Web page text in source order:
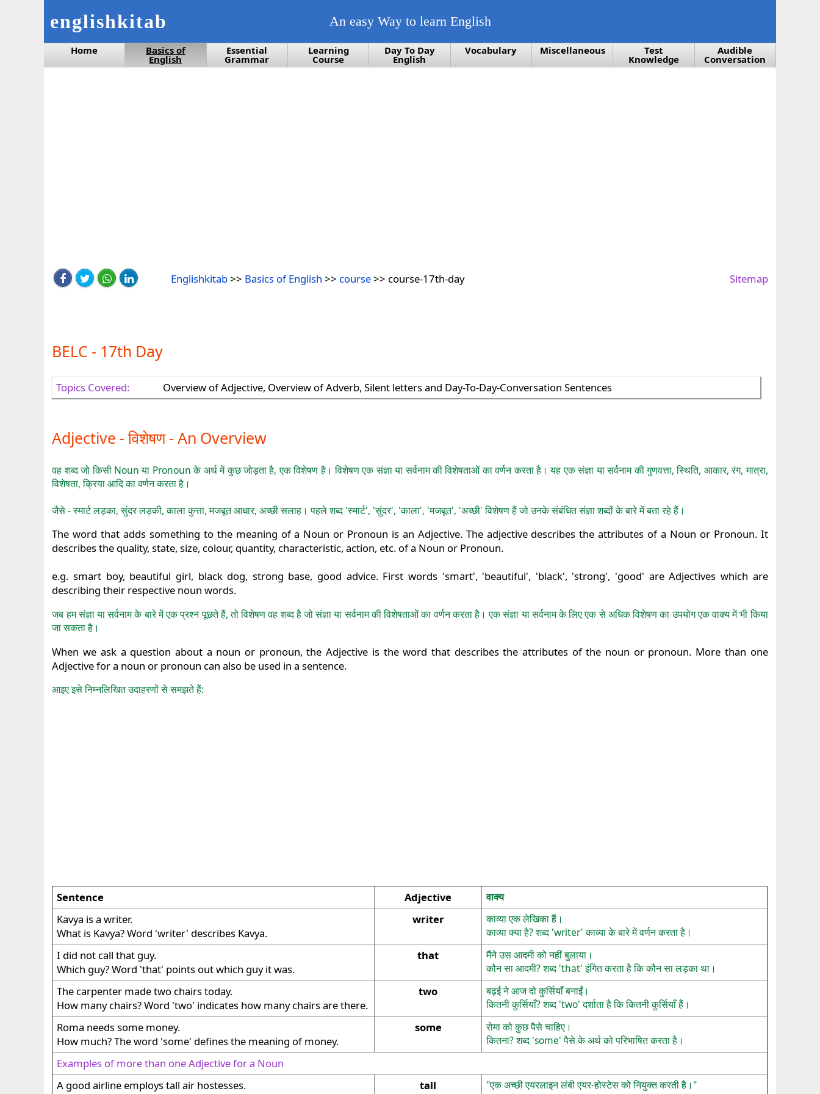
englishkitab An easy Way to learn English
Home Basics of
English
Essential
Grammar
Learning
Course
Day To Day
English
Vocabulary Miscellaneous Test
Knowledge
Audible
Conversation
Englishkitab>> Basics of English >> course>> course-17th-day Sitemap
BELC - 17th Day
Topics Covered: Overview of Adjective, Overview of Adverb, Silent letters and Day-To-Day-Conversation Sentences
Adjective - विशेषण - An Overview
वह शब्द जो किसी Noun या Pronoun के अर्थ में कुछ जोड़ता है, एक विशेषण है। विशेषण एक संज्ञा या सर्वनाम की विशेषताओं का वर्णन करता है। यह एक संज्ञा या सर्वनाम की गुणवत्ता, स्थिति, आकार, रंग, मात्रा,
विशेषता, क्रिया आदि का वर्णन करता है।
जैसे - स्मार्ट लड़का, सुंदर लड़की, काला कुत्ता, मजबूत आधार, अच्छी सलाह। पहले शब्द 'स्मार्ट', 'सुंदर', 'काला', 'मजबूत', 'अच्छी' विशेषण हैं जो उनके संबंधित संज्ञा शब्दों के बारे में बता रहे हैं।
The word that adds something to the meaning of a Noun or Pronoun is an Adjective. The adjective describes the attributes of a Noun or Pronoun. It
describes the quality, state, size, colour, quantity, characteristic, action, etc. of a Noun or Pronoun.
e.g. smart boy, beautiful girl, black dog, strong base, good advice. First words 'smart', 'beautiful', 'black', 'strong', 'good' are Adjectives which are
describing their respective noun words.
जब हम संज्ञा या सर्वनाम के बारे में एक प्रश्न पूछते हैं, तो विशेषण वह शब्द है जो संज्ञा या सर्वनाम की विशेषताओं का वर्णन करता है। एक संज्ञा या सर्वनाम के लिए एक से अधिक विशेषण का उपयोग एक वाक्य में भी किया
जा सकता है।
When we ask a question about a noun or pronoun, the Adjective is the word that describes the attributes of the noun or pronoun. More than one
Adjective for a noun or pronoun can also be used in a sentence.
आइए इसे निम्नलिखित उदाहरणों से समझते हैं:
Sentence Adjective वाक्य
Kavya is a writer.
What is Kavya? Word 'writer' describes Kavya.
writer
काव्या एक लेखिका हैं।
काव्या क्या है? शब्द 'writer' काव्या के बारे में वर्णन करता है।
I did not call that guy.
Which guy? Word 'that' points out which guy it was.
that
मैंने उस आदमी को नहीं बुलाया।
कौन सा आदमी? शब्द 'that' इंगित करता है कि कौन सा लड़का था।
The carpenter made two chairs today.
How many chairs? Word 'two' indicates how many chairs are there.
two
बढ़ई ने आज दो कुर्सियाँ बनाईं।
कितनी कुर्सियाँ? शब्द 'two' दर्शाता है कि कितनी कुर्सियाँ हैं।
Roma needs some money.
How much? The word 'some' defines the meaning of money.
some
रोमा को कुछ पैसे चाहिए।
कितना? शब्द 'some' पैसे के अर्थ को परिभाषित करता है।
Examples of more than one Adjective for a Noun
A good airline employs tall air hostesses.
tall "एक अच्छी एयरलाइन लंबी एयर-होस्टेस को नियुक्त करती है।"